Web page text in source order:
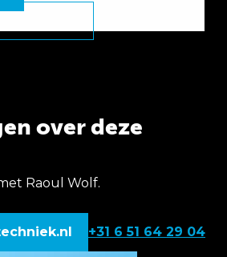
over deze
Raoul Wolf.
+31 6 51 64 29 04